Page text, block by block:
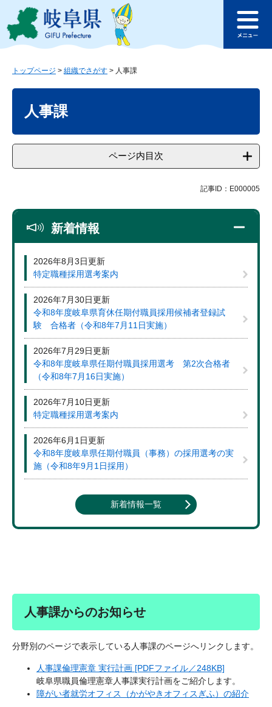
ジ
ュ
このページの本文へ
ュ
トップページ > 組織でさがす > 人事課
人事課
ページ内目次
記事ID：E000005
新着情報
2026年8月3日更新
特定職種採用選考案内
2026年7月30日更新
令和8年度岐阜県育休任期付職員採用候補者登録試
験 合格者（令和8年7月11日実施）
2026年7月29日更新
令和8年度岐阜県任期付職員採用選考 第2次合格者
（令和8年7月16日実施）
2026年7月10日更新
特定職種採用選考案内
2026年6月1日更新
令和8年度岐阜県任期付職員（事務）の採用選考の実
施（令和8年9月1日採用）
新着情報一覧
人事課からのお知らせ
分野別のページで表示している人事課のページへリンクします。
人事課倫理憲章 実行計画 [PDFファイル／248KB]
岐阜県職員倫理憲章人事課実行計画をご紹介します。
障がい者就労オフィス（かがやきオフィスぎふ）の紹介